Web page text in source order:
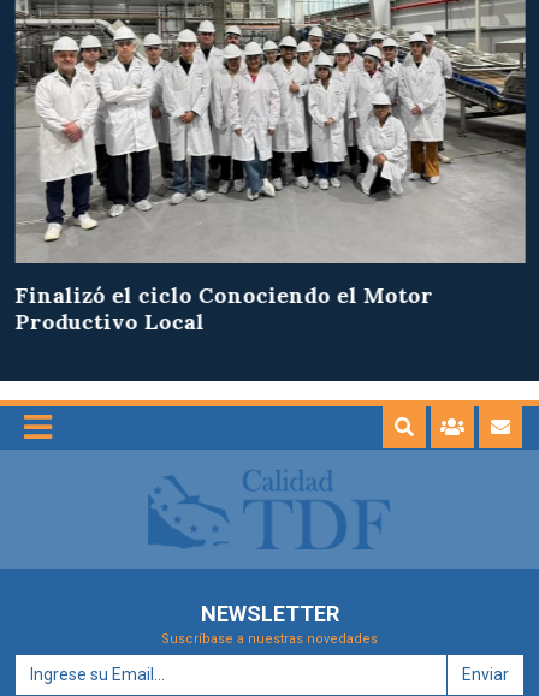
Finalizó el ciclo Conociendo el Motor
Productivo Local
NEWSLETTER
Suscríbase a nuestras novedades
Enviar